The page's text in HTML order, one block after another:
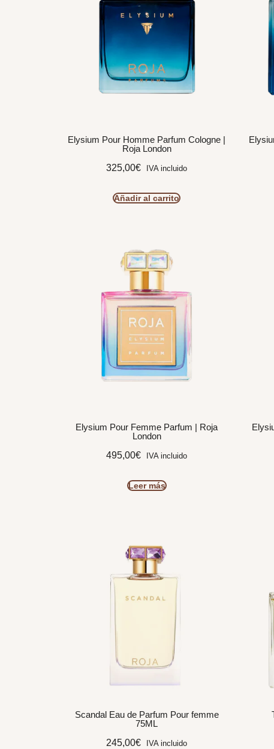
Elysium Pour Homme Parfum Cologne |
Roja London
325,00€ IVA incluido
Añadir al carrito
Elysium Pour Femme Parfum | Roja
London
495,00€ IVA incluido
Leer más
Scandal Eau de Parfum Pour femme
75ML
245,00€ IVA incluido